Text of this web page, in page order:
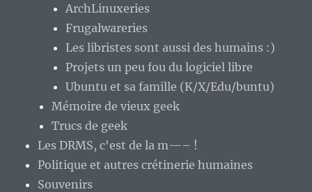
ArchLinuxeries
Frugalwareries
Les libristes sont aussi des humains :)
Projets un peu fou du logiciel libre
Ubuntu et sa famille (K/X/Edu/buntu)
Mémoire de vieux geek
Trucs de geek
Les DRMS, c'est de la m—– !
Politique et autres crétinerie humaines
Souvenirs